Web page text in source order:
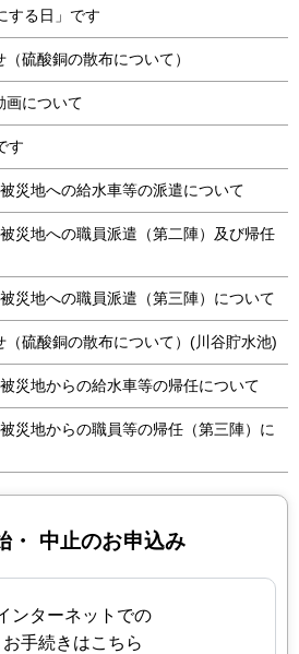
する日」です
硫酸銅の散布について）
画について
す
災地への給水車等の派遣について
災地への職員派遣（第二陣）及び帰任
災地への職員派遣（第三陣）について
（硫酸銅の散布について）(川谷貯水池)
災地からの給水車等の帰任について
災地からの職員等の帰任（第三陣）に
・ 中止のお申込み
ンターネットでの
お手続きはこちら